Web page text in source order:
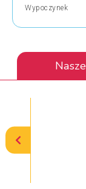
Wypoczynek